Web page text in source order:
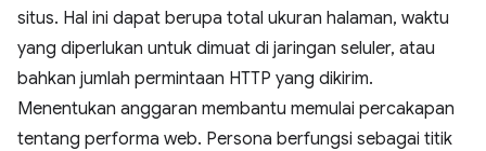
situs. Hal ini dapat berupa total ukuran halaman, waktu
yang diperlukan untuk dimuat di jaringan seluler, atau
bahkan jumlah permintaan HTTP yang dikirim.
Menentukan anggaran membantu memulai percakapan
tentang performa web. Persona berfungsi sebagai titik